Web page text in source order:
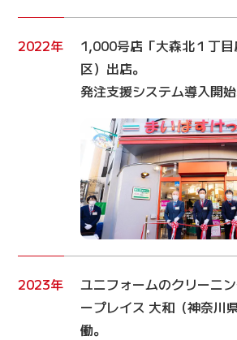
2022年
1,000号店「大森北１丁
区）出店。
発注支援システム導入開始
2023年
ユニフォームのクリーニ
ープレイス 大和（神奈川
働。